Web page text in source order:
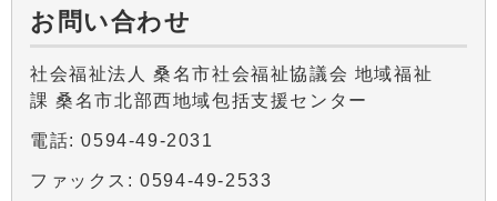
お問い合わせ
社会福祉法人 桑名市社会福祉協議会 地域福祉
課 桑名市北部西地域包括支援センター
電話: 0594-49-2031
ファックス: 0594-49-2533